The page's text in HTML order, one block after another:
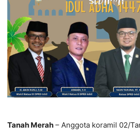
Tanah Merah – Anggota koramil 02/